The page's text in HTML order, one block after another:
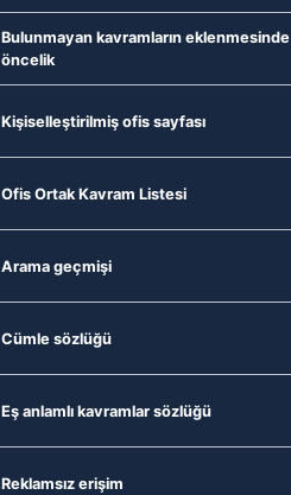
Bulunmayan kavramların eklenmesinde
öncelik
Kişiselleştirilmiş ofis sayfası
Ofis Ortak Kavram Listesi
Arama geçmişi
Cümle sözlüğü
Eş anlamlı kavramlar sözlüğü
Reklamsız erişim